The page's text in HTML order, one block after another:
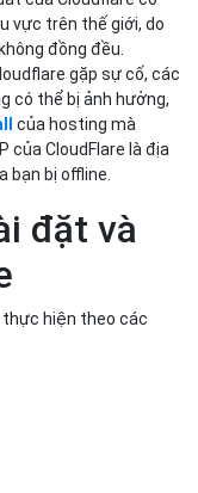
vực trên thế giới, do
đồng đều.
gặp sự cố, các
có thể bị ảnh hưởng,
của hosting mà
của CloudFlare là địa
bạn bị offline.
đặt và
thực hiện theo các